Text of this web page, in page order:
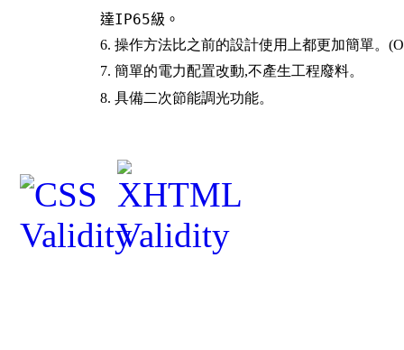
達IP65級。
6. 操作方法比之前的設計使用上都更加簡單。
7. 簡單的電力配置改動,不產生工程廢料。
8. 具備二次節能調光功能。